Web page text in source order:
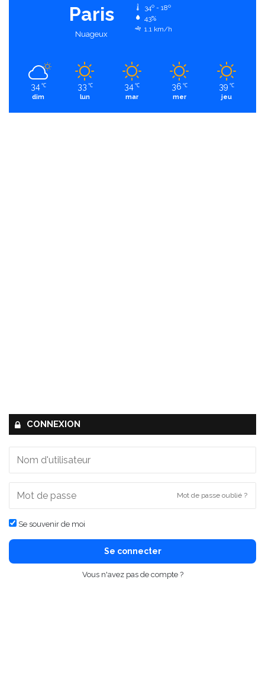
Paris
Nuageux
34º - 18º
43%
1.1 km/h
34 ℃
dim
33 ℃
lun
34 ℃
mar
36 ℃
mer
39 ℃
jeu
CONNEXION
Mot de passe oublié ?
Se souvenir de moi
Se connecter
Vous n'avez pas de compte ?